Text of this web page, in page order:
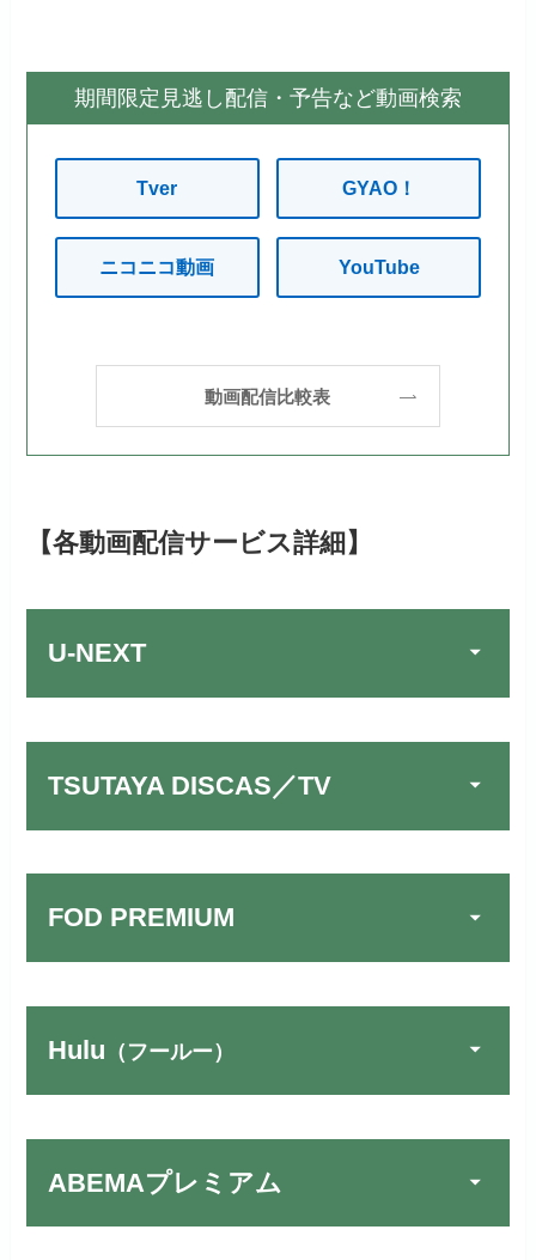
期間限定見逃し配信・予告など動画検索
Tver GYAO！
ニコニコ動画 YouTube
動画配信比較表
【各動画配信サービス詳細】
U-NEXT
リンク先：https://video.unext.jp/
TSUTAYA DISCAS／TV
公式
FOD PREMIUM
Hulu （フールー）
ABEMAプレミアム